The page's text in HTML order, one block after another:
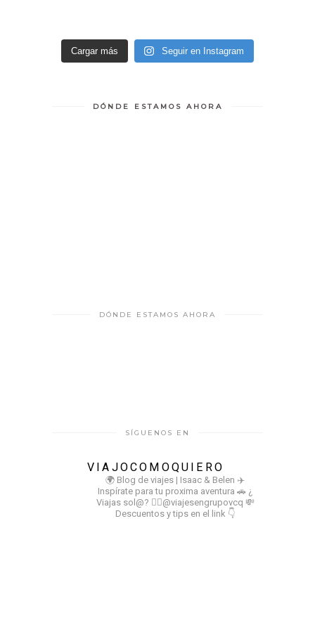
Cargar más Seguir en Instagram
DÓNDE ESTAMOS AHORA
DÓNDE ESTAMOS AHORA
SÍGUENOS EN
VIAJOCOMOQUIERO
🌍 Blog de viajes | Isaac & Belen ✈️
Inspírate para tu proxima aventura 🚗 ¿
Viajas sol@? 👉🏻@viajesengrupovcq 💸
Descuentos y tips en el link 👇